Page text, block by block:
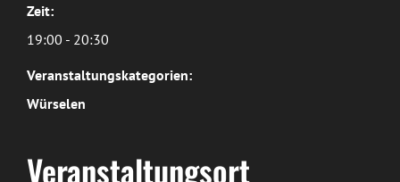
Zeit:
19:00 - 20:30
Veranstaltungskategorien:
Würselen
Veranstaltungsort